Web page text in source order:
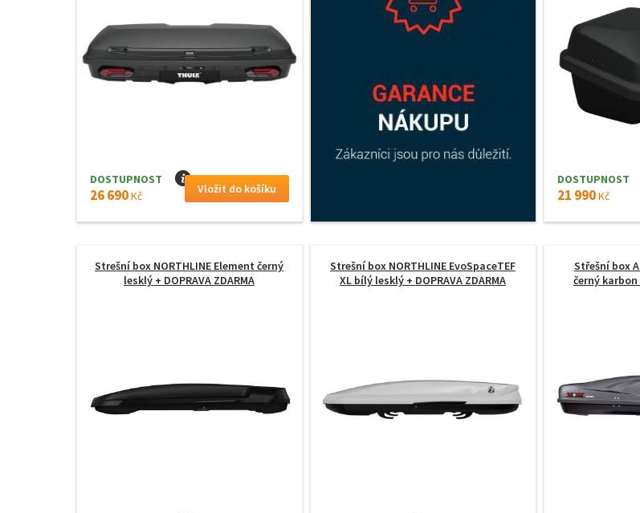
DOSTUPNOST I
26 690Kč
DOSTUPNOST
21 990Kč
Strešní box NORTHLINE Element černý
lesklý + DOPRAVA ZDARMA
Strešní box NORTHLINE EvoSpaceTEF
XL bílý lesklý + DOPRAVA ZDARMA
Střešní box
černý karbon